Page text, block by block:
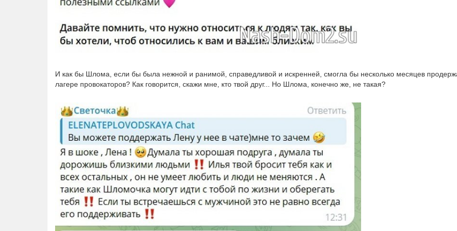
И как бы Шлома, если бы была нежной и ранимой, справедливой и искренней, смогла бы несколько месяцев
лагере провокаторов? Как говорится, скажи мне, кто твой друг... Но Шлома, конечно же, не такая?